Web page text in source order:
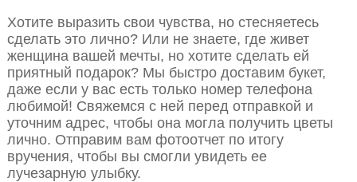
Хотите выразить свои чувства, но стесняетесь
сделать это лично? Или не знаете, где живет
женщина вашей мечты, но хотите сделать ей
приятный подарок? Мы быстро доставим букет,
даже если у вас есть только номер телефона
любимой! Свяжемся с ней перед отправкой и
уточним адрес, чтобы она могла получить цветы
лично. Отправим вам фотоотчет по итогу
вручения, чтобы вы смогли увидеть ее
лучезарную улыбку.